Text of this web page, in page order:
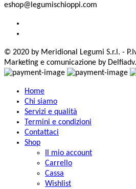
eshop@legumischioppi.com
© 2020 by Meridional Legumi S.r.l. -
Marketing e comunicazione by
Home
Chi siamo
Servizi e qualità
Termini e condizioni
Contattaci
Shop
Il mio account
Carrello
Cassa
Wishlist